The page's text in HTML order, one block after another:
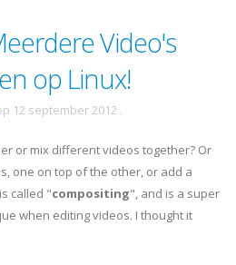
Video's
op Linux!
12 september 2012 .
or mix different videos together? Or
one on top of the other, or add a
called "compositing", and is a super
when editing videos. I thought it